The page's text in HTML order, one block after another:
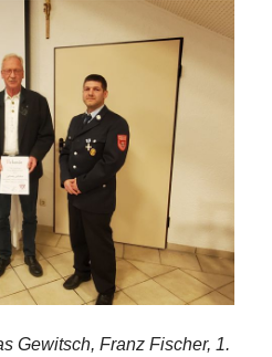
Gewitsch, Franz Fischer, 1.